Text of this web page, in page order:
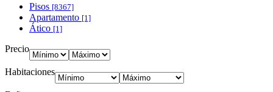
Pisos [8367]
Apartamento [1]
Ático [1]
Precio
Habitaciones